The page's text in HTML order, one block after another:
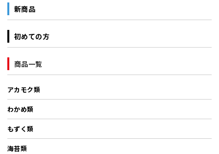
新商品
初めての方
商品一覧
アカモク類
わかめ類
もずく類
海苔類